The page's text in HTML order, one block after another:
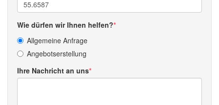
Wie dürfen wir Ihnen helfen?
Allgemeine Anfrage
Angebotserstellung
Ihre Nachricht an uns